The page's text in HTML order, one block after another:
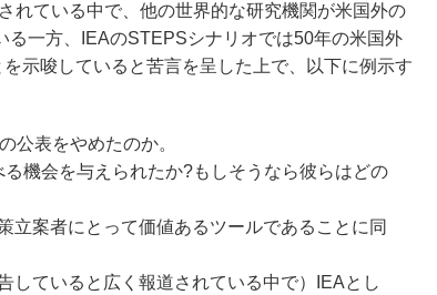
れている中で、他の世界的な研究機関が米国外の
一方、IEAのSTEPSシナリオでは50年の米国外
示唆していると苦言を呈した上で、以下に例示す
公表をやめたのか。
機会を与えられたか?もしそうなら彼らはどの
立案者にとって価値あるツールであることに同
していると広く報道されている中で）IEAとし